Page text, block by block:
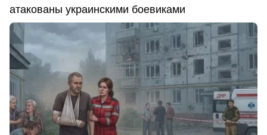
атакованы украинскими боевиками